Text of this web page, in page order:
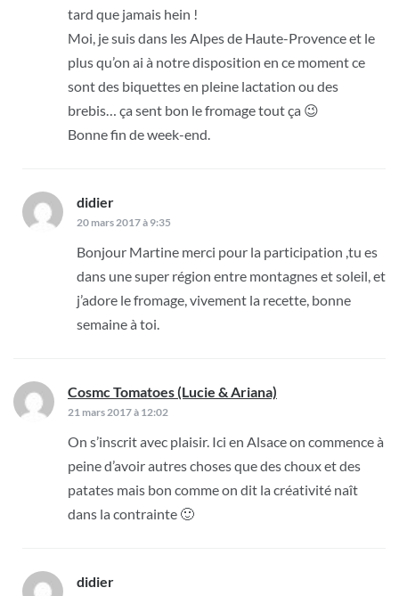
tard que jamais hein !
Moi, je suis dans les Alpes de Haute-Provence et le
plus qu’on ai à notre disposition en ce moment ce
sont des biquettes en pleine lactation ou des
brebis… ça sent bon le fromage tout ça 😉
Bonne fin de week-end.
didier
20 mars 2017 à 9:35
Bonjour Martine merci pour la participation ,tu es
dans une super région entre montagnes et soleil, et
j’adore le fromage, vivement la recette, bonne
semaine à toi.
Cosmc Tomatoes (Lucie & Ariana)
21 mars 2017 à 12:02
On s’inscrit avec plaisir. Ici en Alsace on commence à
peine d’avoir autres choses que des choux et des
patates mais bon comme on dit la créativité naît
dans la contrainte 🙂
didier